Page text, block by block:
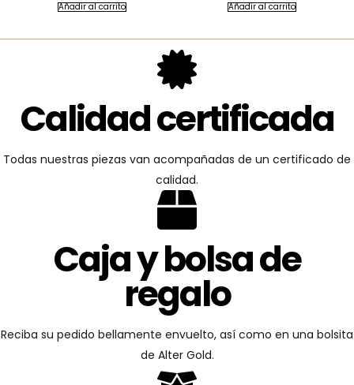
Añadir al carrito Añadir al carrito
Calidad certificada
Todas nuestras piezas van acompañadas de un certificado de
calidad.
Caja y bolsa de
regalo
Reciba su pedido bellamente envuelto, así como en una bolsita
de Alter Gold.